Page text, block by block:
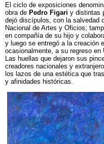
El ciclo de exposiciones
obra de Pedro Figari y distintas
dejó discípulos, con la salvedad
Nacional de Artes y Oficios;
en compañía de su hijo y
y luego se entregó a la creación
ocasionalmente, a su regreso
Las huellas que dejaron sus
creadores nacionales y
los lazos de una estética que
y afinidades históricas.